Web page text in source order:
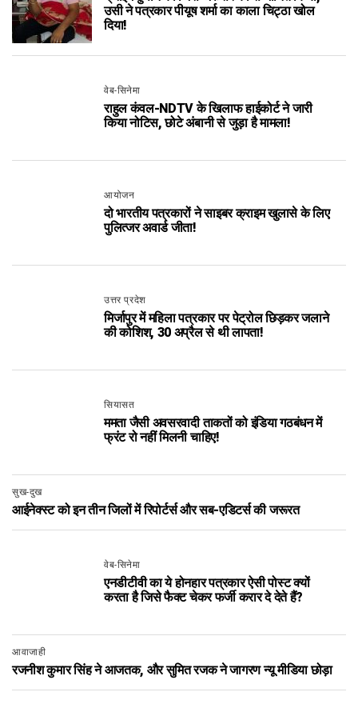
उसी ने पत्रकार पीयूष शर्मा का काला चिट्ठा खोल
दिया!
वेब-सिनेमा
राहुल कंवल-NDTV के खिलाफ हाईकोर्ट ने जारी
किया नोटिस, छोटे अंबानी से जुड़ा है मामला!
आयोजन
दो भारतीय पत्रकारों ने साइबर क्राइम खुलासे के लिए
पुलित्जर अवार्ड जीता!
उत्तर प्रदेश
मिर्जापुर में महिला पत्रकार पर पेट्रोल छिड़कर जलाने
की कोशिश, 30 अप्रैल से थी लापता!
सियासत
ममता जैसी अवसरवादी ताकतों को इंडिया गठबंधन में
फ्रंट रो नहीं मिलनी चाहिए!
सुख-दुख
आईनेक्स्ट को इन तीन जिलों में रिपोर्टर्स और सब-एडिटर्स की जरूरत
वेब-सिनेमा
एनडीटीवी का ये होनहार पत्रकार ऐसी पोस्ट क्यों
करता है जिसे फैक्ट चेकर फर्जी करार दे देते हैं?
आवाजाही
रजनीश कुमार सिंह ने आजतक, और सुमित रजक ने जागरण न्यू मीडिया छोड़ा